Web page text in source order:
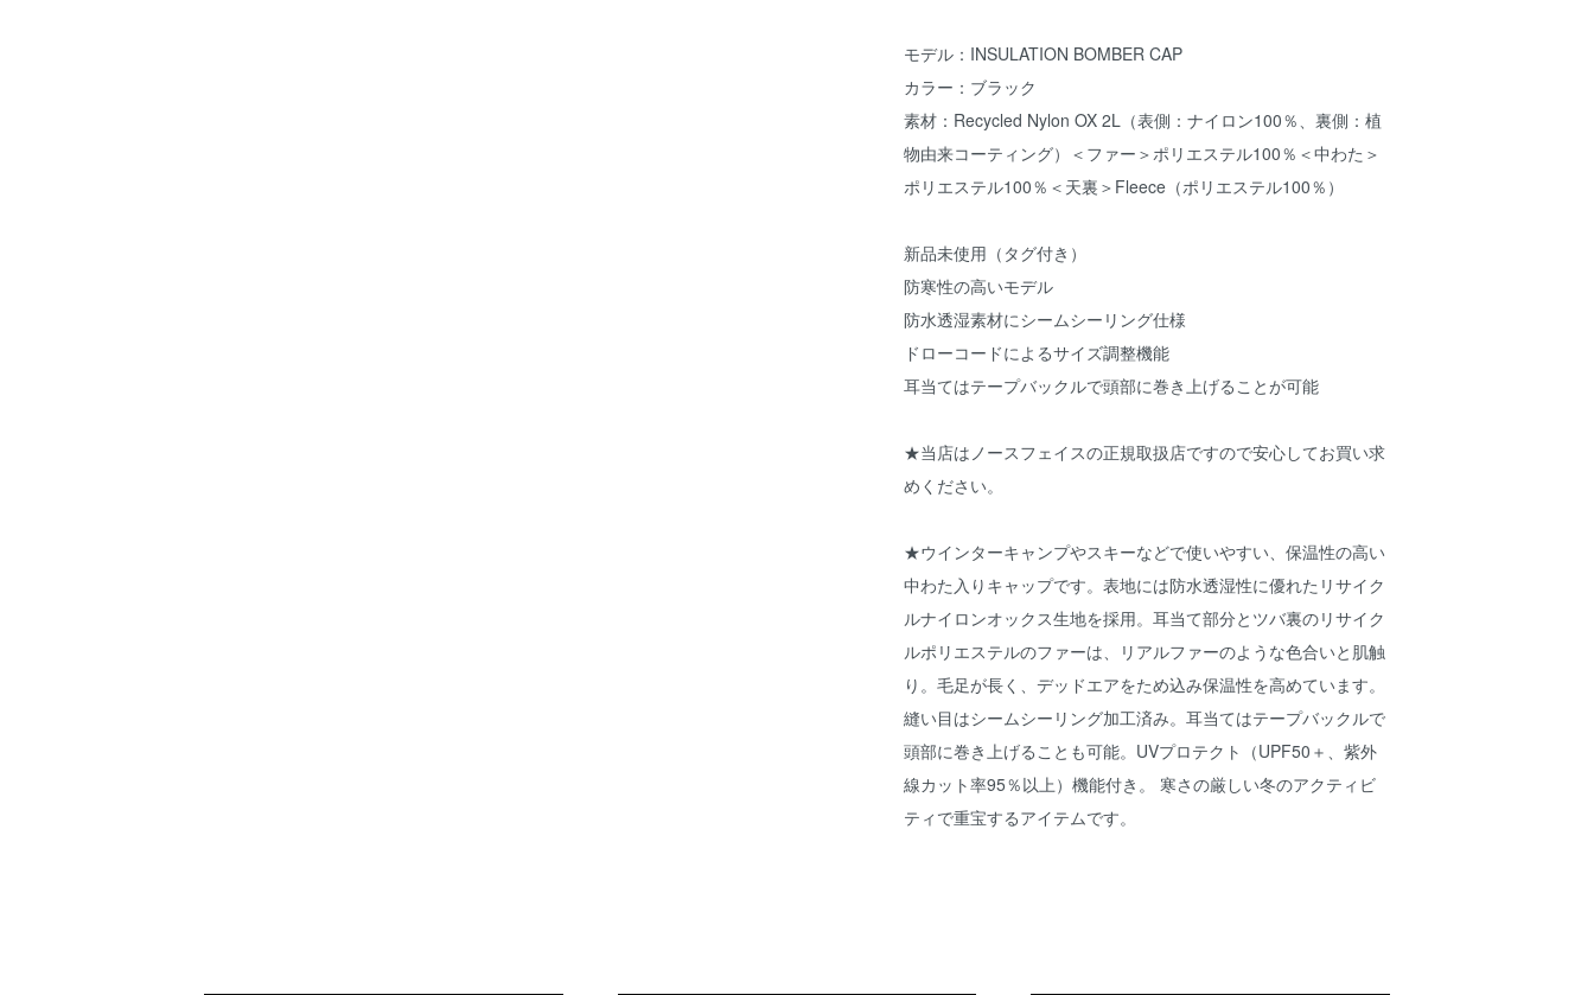
モデル：INSULATION BOMBER CAP
カラー：ブラック
素材：Recycled Nylon OX 2L（表側：ナイロン100％、裏側：植
物由来コーティング）＜ファー＞ポリエステル100％＜中わた＞
ポリエステル100％＜天裏＞Fleece（ポリエステル100％）
新品未使用（タグ付き）
防寒性の高いモデル
防水透湿素材にシームシーリング仕様
ドローコードによるサイズ調整機能
耳当てはテープバックルで頭部に巻き上げることが可能
★当店はノースフェイスの正規取扱店ですので安心してお買い求
めください。
★ウインターキャンプやスキーなどで使いやすい、保温性の高い
中わた入りキャップです。表地には防水透湿性に優れたリサイク
ルナイロンオックス生地を採用。耳当て部分とツバ裏のリサイク
ルポリエステルのファーは、リアルファーのような色合いと肌触
り。毛足が長く、デッドエアをため込み保温性を高めています。
縫い目はシームシーリング加工済み。耳当てはテープバックルで
頭部に巻き上げることも可能。UVプロテクト（UPF50＋、紫外
線カット率95％以上）機能付き。 寒さの厳しい冬のアクティビ
ティで重宝するアイテムです。